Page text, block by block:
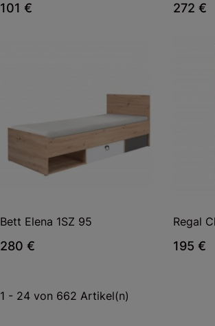
101 € 272 €
Bett Elena 1SZ 95
280 €
Regal
195 €
1 - 24 von 662 Artikel(n)